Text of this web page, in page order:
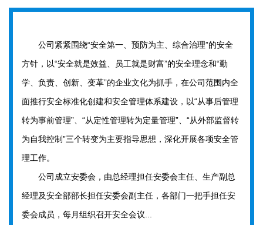
公司紧紧围绕“安全第一、预防为主、综合治理”的安全
方针，以“安全就是效益、员工就是财富”的安全理念和“勤
学、负责、创新、变革”的企业文化为抓手，在公司范围内全
面推行安全标准化创建和安全管理体系建设，以“从事后管理
转为事前管理”、“从定性管理转为定量管理”、“从外部监督转
为自我控制”三个转变为主要指导思想，深化开展各项安全管
理工作。
公司成立安委会，由总经理担任安委会主任、生产副总
经理及安全部部长担任安委会副主任，各部门一把手担任安
委会成员，每月组织召开安全会议...